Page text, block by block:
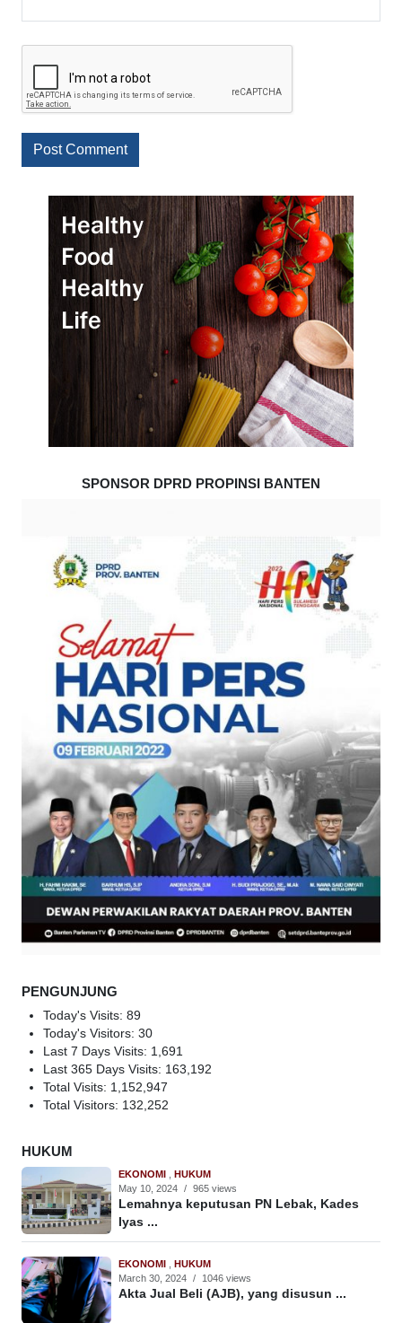
SPONSOR DPRD PROPINSI BANTEN
PENGUNJUNG
Today's Visits: 89
Today's Visitors: 30
Last 7 Days Visits: 1,691
Last 365 Days Visits: 163,192
Total Visits: 1,152,947
Total Visitors: 132,252
HUKUM
EKONOMI , HUKUM
May 10, 2024 / 965 views
Lemahnya keputusan PN Lebak, Kades
Iyas ...
EKONOMI , HUKUM
March 30, 2024 / 1046 views
Akta Jual Beli (AJB), yang disusun ...